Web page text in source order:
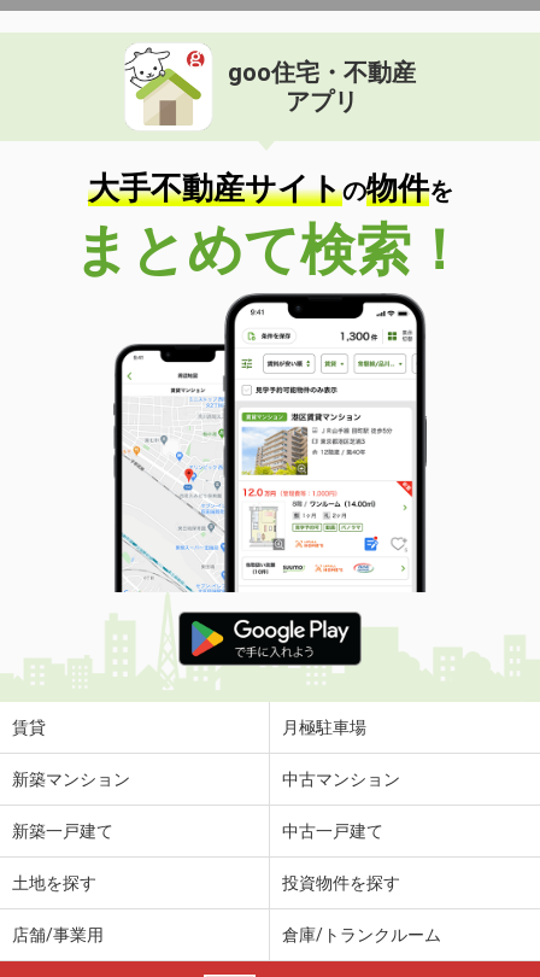
goo住宅・不動産
アプリ
大手不動産サイトの物件を
まとめて検索！
賃貸 月極駐車場
新築マンション 中古マンション
新築一戸建て 中古一戸建て
土地を探す 投資物件を探す
店舗/事業用 倉庫/トランクルーム